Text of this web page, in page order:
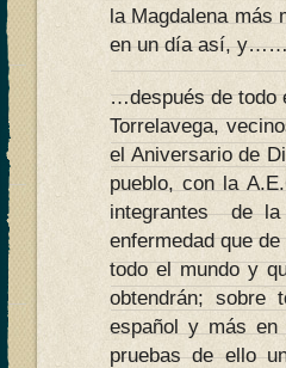
la Magdalena más
en un día así,
…después de todo
Torrelavega,
el Aniversario de
pueblo, con la
integrantes de la
enfermedad que
todo el mundo y
obtendrán; sobre
español y más en
pruebas de ello